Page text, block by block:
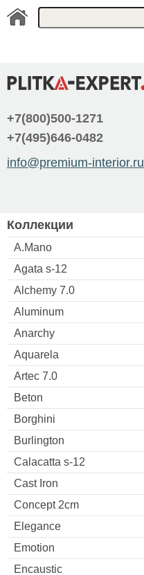
+7(800)500-1271
+7(495)646-0482
info@premium-interior.ru
Коллекции
A.Mano
Agata s-12
Alchemy 7.0
Aluminum
Anarchy
Aquarela
Artec 7.0
Beton
Borghini
Burlington
Calacatta s-12
Cast Iron
Concept 2cm
Elegance
Emotion
Encaustic